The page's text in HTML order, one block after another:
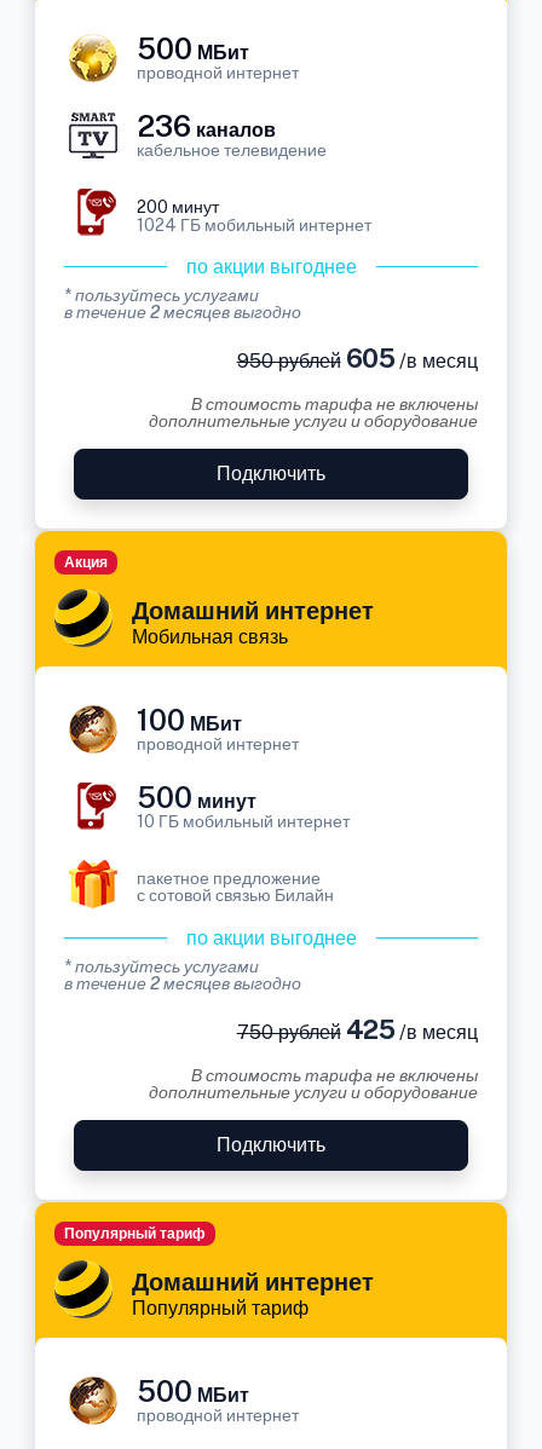
500 МБит
проводной интернет
236 каналов
кабельное телевидение
200 минут
1024 ГБ мобильный интернет
по акции выгоднее
* пользуйтесь услугами
в течение 2 месяцев выгодно
950 рублей605 /в месяц
В стоимость тарифа не включены
дополнительные услуги и оборудование
Подключить
Домашний интернет
Мобильная связь
Акция
100 МБит
проводной интернет
500 минут
10 ГБ мобильный интернет
пакетное предложение
с сотовой связью Билайн
по акции выгоднее
* пользуйтесь услугами
в течение 2 месяцев выгодно
750 рублей425 /в месяц
В стоимость тарифа не включены
дополнительные услуги и оборудование
Подключить
Домашний интернет
Популярный тариф
Популярный тариф
500 МБит
проводной интернет